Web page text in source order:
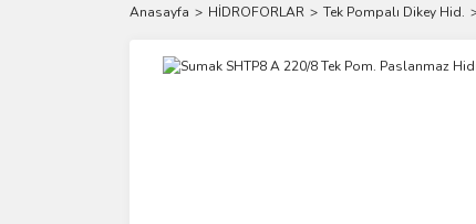
Anasayfa HİDROFORLAR Tek Pompalı Dikey Hid.